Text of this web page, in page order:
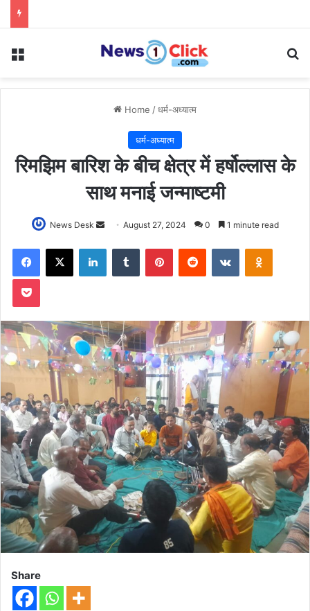
Menu
Home /धर्म-अध्यात्म
धर्म-अध्यात्म
रिमझिम बारिश के बीच क्षेत्र में हर्षोल्लास के
साथ मनाई जन्माष्टमी
News Desk
Send
email
August 27, 2024 0 1 minute read
Facebook
X LinkedInTumblr PinterestReddit VKontakte
Pocket
Share